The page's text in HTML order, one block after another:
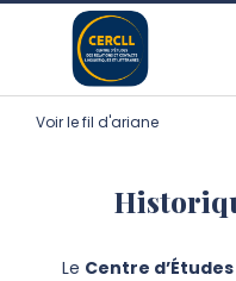
Aller à l’entête de page
Aller au menu principale
Aller au contenu principal
Aller à la recherche
Passer aux cookies
Aller au pied de page
Voir le fil d'ariane
Le Centre